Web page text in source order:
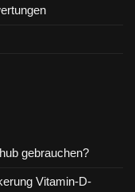
gebrauchen?
Vitamin-D-